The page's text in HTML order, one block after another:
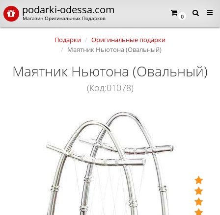
0
podarki-odessa.com
Магазин Оригинальных Подарков
Подарки
Оригинальные подарки
Маятник Ньютона (Овальный)
Маятник Ньютона (Овальный)
(Код:01078)